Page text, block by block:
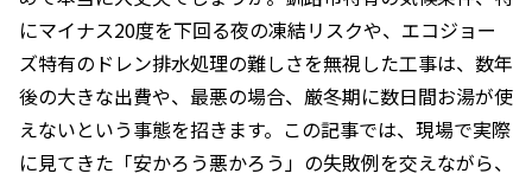
にマイナス20度を下回る夜の凍結リスクや、エコジョー
ズ特有のドレン排水処理の難しさを無視した工事は、数年
後の大きな出費や、最悪の場合、厳冬期に数日間お湯が使
えないという事態を招きます。この記事では、現場で実際
に見てきた「安かろう悪かろう」の失敗例を交えながら、